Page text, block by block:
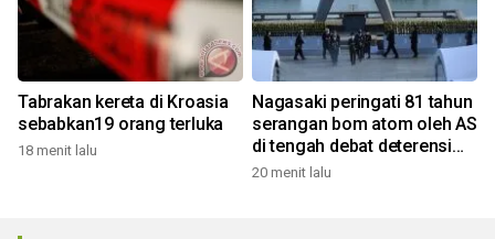
Tabrakan kereta di Kroasia
sebabkan19 orang terluka
18 menit lalu
Nagasaki peringati 81 tahun
serangan bom atom oleh AS
di tengah debat deterensi
nuklir
20 menit lalu